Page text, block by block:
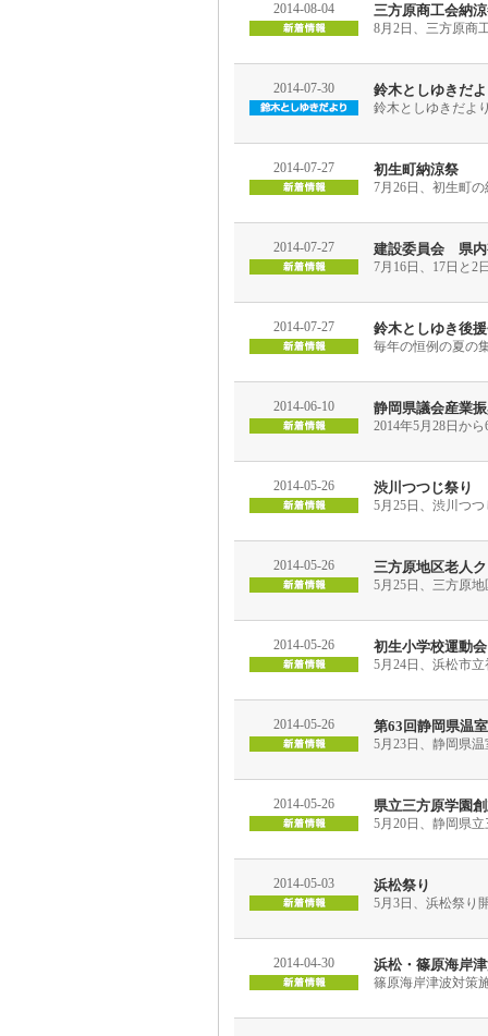
2014-08-04 三方原商工会納
8月2日、三方原商
2014-07-30 鈴木としゆきだ
鈴木としゆきだよ
2014-07-27 初生町納涼祭
7月26日、初生町
2014-07-27 建設委員会 県内
7月16日、17日と2
2014-07-27 鈴木としゆき後
毎年の恒例の夏の
2014-06-10 静岡県議会産業
2014年5月28日か
2014-05-26 渋川つつじ祭り
5月25日、渋川つ
2014-05-26 三方原地区老人
5月25日、三方原
2014-05-26 初生小学校運動会
5月24日、浜松市
2014-05-26 第63回静岡県温
5月23日、静岡県
2014-05-26 県立三方原学園
5月20日、静岡県
2014-05-03 浜松祭り
5月3日、浜松祭り
2014-04-30 浜松・篠原海岸
篠原海岸津波対策